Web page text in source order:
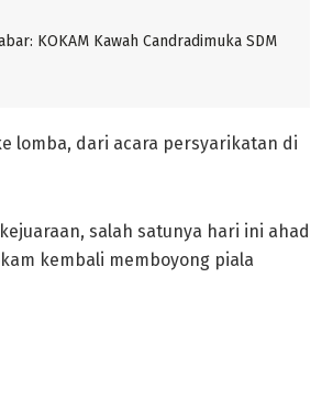
KOKAM Kawah Candradimuka SDM
lomba, dari acara persyarikatan di
salah satunya hari ini ahad
kembali memboyong piala